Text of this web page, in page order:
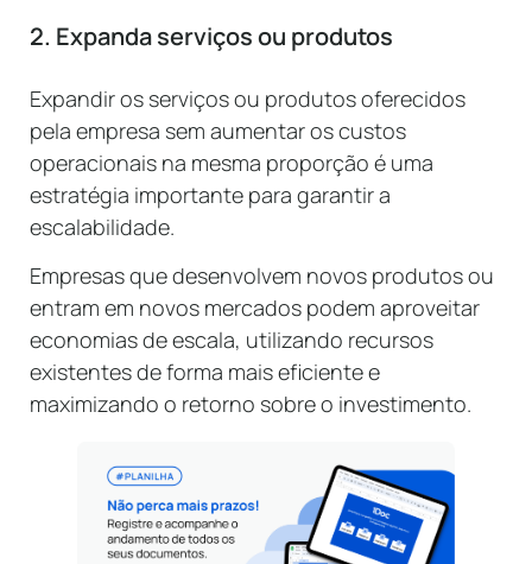
2. Expanda serviços ou produtos
Expandir os serviços ou produtos oferecidos
pela empresa sem aumentar os custos
operacionais na mesma proporção é uma
estratégia importante para garantir a
escalabilidade.
Empresas que desenvolvem novos produtos ou
entram em novos mercados podem aproveitar
economias de escala, utilizando recursos
existentes de forma mais eficiente e
maximizando o retorno sobre o investimento.